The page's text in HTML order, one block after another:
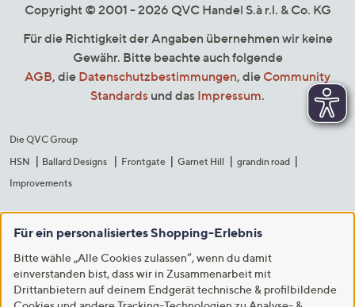
Copyright © 2001 - 2026 QVC Handel S.à r.l. & Co. KG
Für die Richtigkeit der Angaben übernehmen wir keine
Gewähr. Bitte beachte auch folgende
AGB, die Datenschutzbestimmungen, die Community
Standards und das Impressum.
Die QVC Group
HSN
Ballard Designs Frontgate Garnet Hill
grandin road
Improvements
Für ein personalisiertes Shopping-Erlebnis
Bitte wähle „Alle Cookies zulassen“, wenn du damit
einverstanden bist, dass wir in Zusammenarbeit mit
Drittanbietern auf deinem Endgerät technische & profilbildende